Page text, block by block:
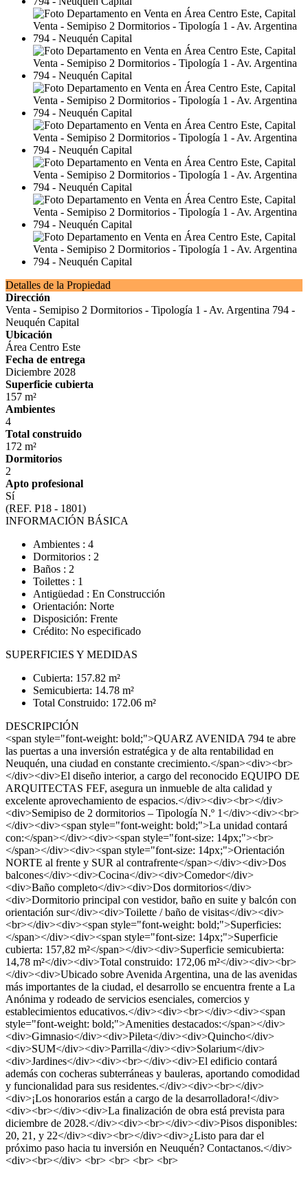
Detalles de la Propiedad
Dirección
Venta - Semipiso 2 Dormitorios - Tipología 1 - Av. Argentina 794 -
Neuquén Capital
Ubicación
Área Centro Este
Fecha de entrega
Diciembre 2028
Superficie cubierta
157 m²
Ambientes
4
Total construido
172 m²
Dormitorios
2
Apto profesional
Sí
(REF. P18 - 1801)
INFORMACIÓN BÁSICA
Ambientes : 4
Dormitorios : 2
Baños : 2
Toilettes : 1
Antigüedad : En Construcción
Orientación: Norte
Disposición: Frente
Crédito: No especificado
SUPERFICIES Y MEDIDAS
Cubierta: 157.82 m²
Semicubierta: 14.78 m²
Total Construido: 172.06 m²
DESCRIPCIÓN
<span style="font-weight: bold;">QUARZ AVENIDA 794 te abre
las puertas a una inversión estratégica y de alta rentabilidad en
Neuquén, una ciudad en constante crecimiento.</span><div><br>
</div><div>El diseño interior, a cargo del reconocido EQUIPO DE
ARQUITECTAS FEF, asegura un inmueble de alta calidad y
excelente aprovechamiento de espacios.</div><div><br></div>
<div>Semipiso de 2 dormitorios – Tipología N.º 1</div><div><br>
</div><div><span style="font-weight: bold;">La unidad contará
con:</span></div><div><span style="font-size: 14px;"><br>
</span></div><div><span style="font-size: 14px;">Orientación
NORTE al frente y SUR al contrafrente</span></div><div>Dos
balcones</div><div>Cocina</div><div>Comedor</div>
<div>Baño completo</div><div>Dos dormitorios</div>
<div>Dormitorio principal con vestidor, baño en suite y balcón con
orientación sur</div><div>Toilette / baño de visitas</div><div>
<br></div><div><span style="font-weight: bold;">Superficies:
</span></div><div><span style="font-size: 14px;">Superficie
cubierta: 157,82 m²</span></div><div>Superficie semicubierta:
14,78 m²</div><div>Total construido: 172,06 m²</div><div><br>
</div><div>Ubicado sobre Avenida Argentina, una de las avenidas
más importantes de la ciudad, el desarrollo se encuentra frente a La
Anónima y rodeado de servicios esenciales, comercios y
establecimientos educativos.</div><div><br></div><div><span
style="font-weight: bold;">Amenities destacados:</span></div>
<div>Gimnasio</div><div>Pileta</div><div>Quincho</div>
<div>SUM</div><div>Parrilla</div><div>Solarium</div>
<div>Jardines</div><div><br></div><div>El edificio contará
además con cocheras subterráneas y bauleras, aportando comodidad
y funcionalidad para sus residentes.</div><div><br></div>
<div>¡Los honorarios están a cargo de la desarrolladora!</div>
<div><br></div><div>La finalización de obra está prevista para
diciembre de 2028.</div><div><br></div><div>Pisos disponibles:
20, 21, y 22</div><div><br></div><div>¿Listo para dar el
próximo paso hacia tu inversión en Neuquén? Contactanos.</div>
<div><br></div> <br> <br> <br> <br>